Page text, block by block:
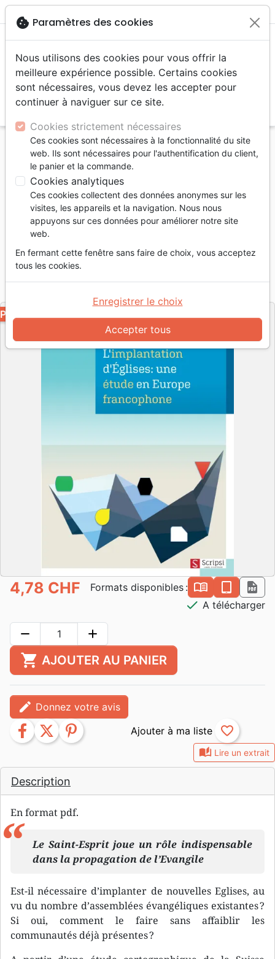
menu
Accueil Livres
Eglise
Implantation d'Eglises: une étude en Europe
francophone (L') - PDF
L'implantation d'Eglises: une étude en
Europe francophone
- PDF
Auteur :Jonah Nirine
auto_stories Lire un extrait
Description
En format pdf.
Le Saint-Esprit joue un rôle indispensable
dans la propagation de l’Evangile
Est-il nécessaire d’implanter de nouvelles Eglises, au
vu du nombre d’assemblées évangéliques existantes ?
Si oui, comment le faire sans affaiblir les
communautés déjà présentes ?
PDF
4,78 CHF Formats disponibles : book_open epub
pdf
check A télécharger
remove add
shopping_cart AJOUTER AU PANIER
edit Donnez votre avis
facebook twitter pinterest favorite_border
cookie Paramètres des cookies
Nous utilisons des cookies pour vous offrir la
meilleure expérience possible. Certains cookies
sont nécessaires, vous devez les accepter pour
continuer à naviguer sur ce site.
Cookies strictement nécessaires
Ces cookies sont nécessaires à la fonctionnalité du site
web. Ils sont nécessaires pour l'authentification du client,
le panier et la commande.
Cookies analytiques
Ces cookies collectent des données anonymes sur les
visites, les appareils et la navigation. Nous nous
appuyons sur ces données pour améliorer notre site
web.
En fermant cette fenêtre sans faire de choix, vous acceptez
tous les cookies.
Accepter tous
Enregistrer le choix